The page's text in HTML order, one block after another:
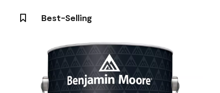
Best-Selling